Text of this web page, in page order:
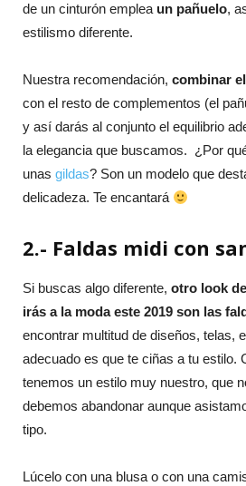
de un cinturón emplea un pañuelo,
estilismo diferente.
Nuestra recomendación, combinar
con el resto de complementos (el
y así darás al conjunto el equilibrio
la elegancia que buscamos. ¿Por
unas gildas? Son un modelo que
delicadeza. Te encantará
2.- Faldas midi con
Si buscas algo diferente, otro look
irás a la moda este 2019 son las
encontrar multitud de diseños, telas,
adecuado es que te ciñas a tu estilo.
tenemos un estilo muy nuestro, que
debemos abandonar aunque
tipo.
Lúcelo con una blusa o con una